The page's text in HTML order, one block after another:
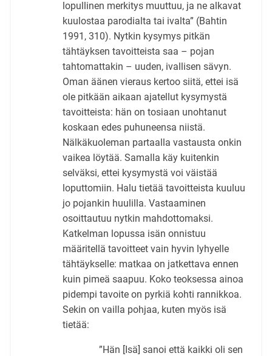
lopullinen merkitys muuttuu, ja ne alkavat
kuulostaa parodialta tai ivalta” (Bahtin
1991, 310). Nytkin kysymys pitkän
tähtäyksen tavoitteista saa – pojan
tahtomattakin – uuden, ivallisen sävyn.
Oman äänen vieraus kertoo siitä, ettei isä
ole pitkään aikaan ajatellut kysymystä
tavoitteista: hän on tosiaan unohtanut
koskaan edes puhuneensa niistä.
Nälkäkuoleman partaalla vastausta onkin
vaikea löytää. Samalla käy kuitenkin
selväksi, ettei kysymystä voi väistää
loputtomiin. Halu tietää tavoitteista kuuluu
jo pojankin huulilla. Vastaaminen
osoittautuu nytkin mahdottomaksi.
Katkelman lopussa isän onnistuu
määritellä tavoitteet vain hyvin lyhyelle
tähtäykselle: matkaa on jatkettava ennen
kuin pimeä saapuu. Koko teoksessa ainoa
pidempi tavoite on pyrkiä kohti rannikkoa.
Sekin on vailla pohjaa, kuten myös isä
tietää:
”Hän [Isä] sanoi että kaikki oli sen